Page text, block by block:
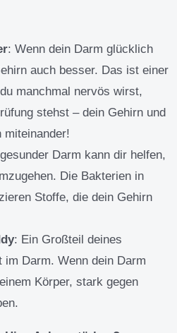
: Wenn dein Darm glücklich
auch besser. Das ist einer
manchmal nervös wirst,
stehst – dein Gehirn und
miteinander!
Darm kann dir helfen,
Die Bakterien in
Stoffe, die dein Gehirn
: Ein Großteil deines
Darm. Wenn dein Darm
Körper, stark gegen